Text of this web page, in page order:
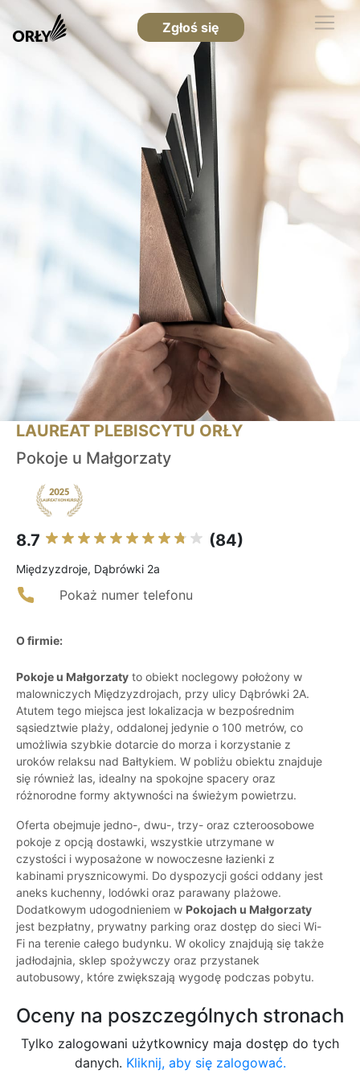
Zgłoś się
LAUREAT PLEBISCYTU ORŁY
Pokoje u Małgorzaty
8.7 (84)
Międzyzdroje, Dąbrówki 2a
Pokaż numer telefonu
O firmie:
Pokoje u Małgorzaty to obiekt noclegowy położony w
malowniczych Międzyzdrojach, przy ulicy Dąbrówki 2A.
Atutem tego miejsca jest lokalizacja w bezpośrednim
sąsiedztwie plaży, oddalonej jedynie o 100 metrów, co
umożliwia szybkie dotarcie do morza i korzystanie z
uroków relaksu nad Bałtykiem. W pobliżu obiektu znajduje
się również las, idealny na spokojne spacery oraz
różnorodne formy aktywności na świeżym powietrzu.
Oferta obejmuje jedno-, dwu-, trzy- oraz czteroosobowe
pokoje z opcją dostawki, wszystkie utrzymane w
czystości i wyposażone w nowoczesne łazienki z
kabinami prysznicowymi. Do dyspozycji gości oddany jest
aneks kuchenny, lodówki oraz parawany plażowe.
Dodatkowym udogodnieniem w Pokojach u Małgorzaty
jest bezpłatny, prywatny parking oraz dostęp do sieci Wi-
Fi na terenie całego budynku. W okolicy znajdują się także
jadłodajnia, sklep spożywczy oraz przystanek
autobusowy, które zwiększają wygodę podczas pobytu.
Oceny na poszczególnych stronach
Tylko zalogowani użytkownicy maja dostęp do tych
danych. Kliknij, aby się zalogować.